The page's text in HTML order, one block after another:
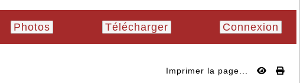
Photos Télécharger Connexion
Imprimer la page...